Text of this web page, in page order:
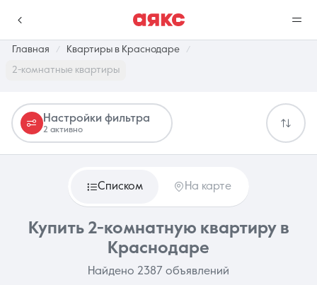
Избранное
0 объявлений 0 объявлений
Недвижимость Услуги
Главная Квартиры в Краснодаре
2-комнатные квартиры
Настройки фильтра
2 активно
Списком На карте
Купить 2-комнатную квартиру в
Краснодаре
Найдено 2387 объявлений